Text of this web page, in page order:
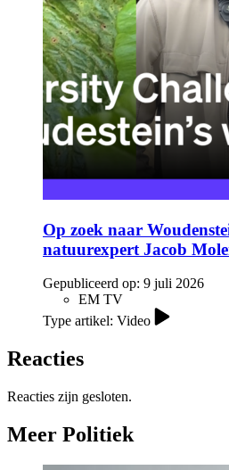
Op zoek naar
natuurexpert Jacob
Gepubliceerd op: 9 juli 2026
EM TV
Type artikel: Video
Reacties
Reacties zijn gesloten.
Meer Politiek